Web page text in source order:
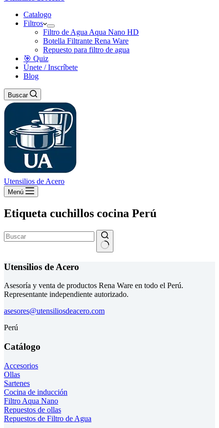
Catalogo
Filtros
Filtro de Agua Aqua Nano HD
Botella Filtrante Rena Ware
Repuesto para filtro de agua
🎯 Quiz
Únete / Inscríbete
Blog
Buscar
Utensilios de Acero
Menú
Etiqueta cuchillos cocina Perú
resultados
Utensilios de Acero
Asesoría y venta de productos Rena Ware en todo el Perú.
Representante independiente autorizado.
asesores@utensiliosdeacero.com
Perú
Catálogo
Accesorios
Ollas
Sartenes
Cocina de inducción
Filtro Aqua Nano
Repuestos de ollas
Repuestos de Filtro de Agua